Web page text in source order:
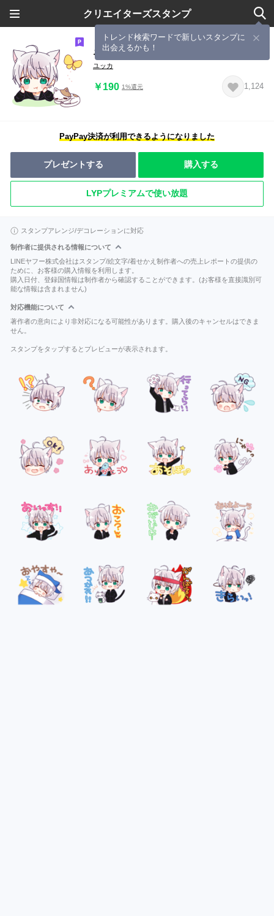
クリエイターズスタンプ
トレンド検索ワードで新しいスタンプに
出会えるかも！
ネコユッカすたんぷ
ユッカ
￥190 1%還元 1,124
PayPay決済が利用できるようになりました
プレゼントする 購入する
LYPプレミアムで使い放題
スタンプアレンジ/デコレーションに対応
制作者に提供される情報について
LINEヤフー株式会社はスタンプ/絵文字/着せかえ制作者への売上レポートの提供の
ために、お客様の購入情報を利用します。
購入日付、登録国情報は制作者から確認することができます。(お客様を直接識別可
能な情報は含まれません)
対応機能について
著作者の意向により非対応になる可能性があります。購入後のキャンセルはできま
せん。
スタンプをタップするとプレビューが表示されます。